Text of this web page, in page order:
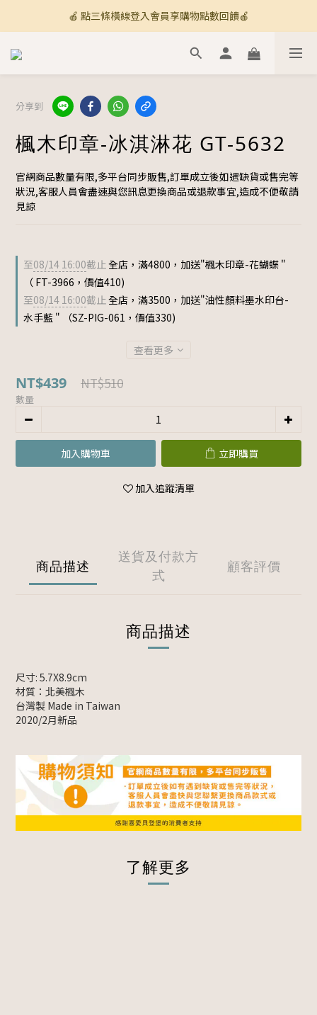
🚚 全館滿800免運 🚚
🍎 點三條橫線登入會員享購物點數回饋🍎
新加入會員💡獲得購物金100
分享到
楓木印章-冰淇淋花 GT-5632
官網商品數量有限,多平台同步販售,訂單成立後如遇缺貨或售完等
狀況,客服人員會盡速與您訊息更換商品或退款事宜,造成不便敬請
見諒
至08/14 16:00截止全店，滿4800，加送"楓木印章-花蝴蝶 "
（ FT-3966，價值410)
至08/14 16:00截止全店，滿3500，加送"油性顏料墨水印台-
水手藍 " （SZ-PIG-061，價值330)
查看更多
NT$439 NT$510
數量
加入購物車 立即購買
加入追蹤清單
商品描述
送貨及付款方
式
顧客評價
商品描述
尺寸: 5.7X8.9cm
材質：北美楓木
台灣製 Made in Taiwan
2020/2月新品
了解更多